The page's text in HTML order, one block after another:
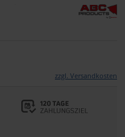
zzgl. Versandkosten